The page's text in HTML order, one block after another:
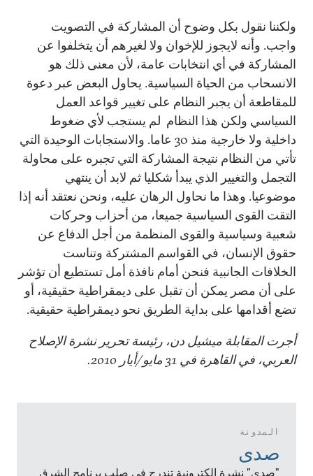
المدونة
صدى
"صدى" نشرة إلكترونية تندرج في صلب برنامج الشرق
ولكننا نقول بكل وضوح أن المشاركة في التصويت
واجب. وأنه لايجوز للإخوان ولا لغيرهم أن يتخلفوا عن
المشاركة في أي انتخابات عامة، لأن معنى ذلك هو
الانسحاب من الحياة السياسية. يحاول البعض عبر دعوة
للمقاطعة أن يجبر النظام على تغيير قواعد العمل
السياسي ولكن هذا النظام لم يستجب لأي ضغوط
داخلية ولا خارجية منذ 30 عاما. والاستجابات الوحيدة التي
تأتي من النظام نتيجة المشاركة التي تجبره على محاولة
التجمل والتغيير الذي يبدأ شكليا ثم لابد أن ينتهي
موضوعيا. وهذا ما نحاول الرهان عليه، ونحن نعتقد أنه إذا
التقت القوى السياسية جميعا، من أحزاب وحركات
شعبية وسياسية والقوى المنظمة من أجل الدفاع عن
حقوق الإنسان، في القواسم المشتركة وتناست
الخلافات الجانبية فنحن أمام نافذة أمل تستطيع أن تؤشر
على أن مصر يمكن أن تقبل على ديمقراطية حقيقية، أو
تضع أقدامها على بداية الطريق نحو ديمقراطية حقيقية.
أجرت المقابلة ميشيل دن، رئيسة تحرير نشرة الإصلاح
العربي، في القاهرة في 31 مايو/أيار 2010.